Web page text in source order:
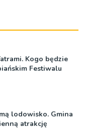
Kogo będzie
Festiwalu
lodowisko. Gmina
atrakcję